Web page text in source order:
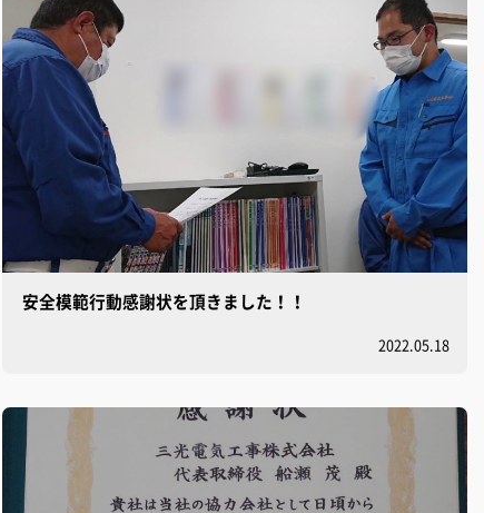
安全模範行動感謝状を頂きました！！
2022.05.18